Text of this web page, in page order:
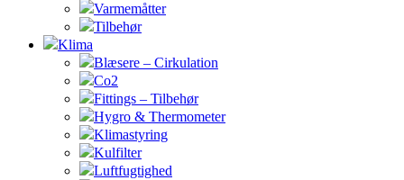
Varmemåtter
Tilbehør
Klima
Blæsere – Cirkulation
Co2
Fittings – Tilbehør
Hygro & Thermometer
Klimastyring
Kulfilter
Luftfugtighed